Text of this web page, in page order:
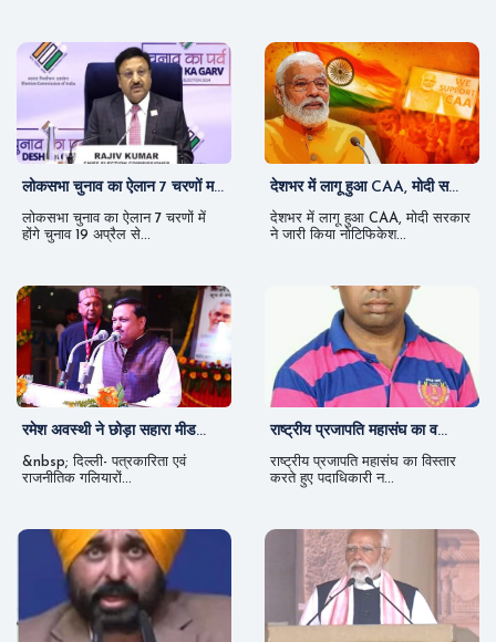
लोकसभा चुनाव का ऐलान 7 चरणों म...
लोकसभा चुनाव का ऐलान 7 चरणों में
होंगे चुनाव 19 अप्रैल से...
देशभर में लागू हुआ CAA, मोदी स...
देशभर में लागू हुआ CAA, मोदी सरकार
ने जारी किया नोटिफिकेश...
रमेश अवस्थी ने छोड़ा सहारा मीड...
&nbsp; दिल्ली- पत्रकारिता एवं
राजनीतिक गलियारों...
राष्ट्रीय प्रजापति महासंघ का व...
राष्ट्रीय प्रजापति महासंघ का विस्तार
करते हुए पदाधिकारी न...